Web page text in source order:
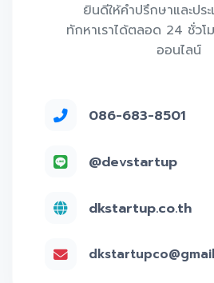
ยินดีให้คำปรึกษาและปร
ทักหาเราได้ตลอด 24 ชั่วโ
ออนไลน์
086-683-8501
@devstartup
dkstartup.co.th